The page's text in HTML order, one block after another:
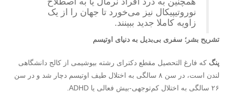
نوروتیپیکال نیز می‌خورد تا جهان را از یک
زاویه کاملا جدید ببینند.
تشریح بشر؛ سفری بی‌بدیل به دنیای اوتیسم​​​ ​​​​
پنگ که فارغ التحصیل مقطع دکترای رشته بیوشیمی از کالج دانشگاهی
لندن است، در سن ۸ سالگی به اختلال طیف اوتیسم دچار شد و در سن
۲۶ سالگی به اختلال کم‌توجهی-بیش فعالی یا ADHD.